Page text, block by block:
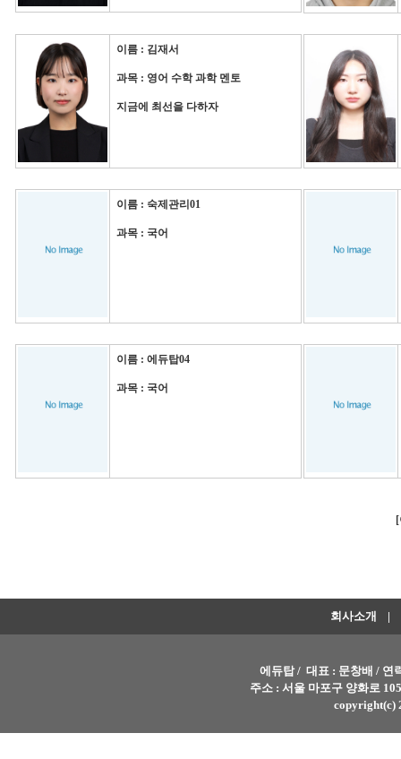
이름 : 김재서
과목 : 영어 수학 과학 멘토
지금에 최선을 다하자
이름 : 숙제관리01
과목 : 국어
이름 : 에듀탑04
과목 : 국어
회사소개 |
에듀탑 / 대표 : 문창배 / 연
주소 : 서울 마포구 양화로
copyright(c)